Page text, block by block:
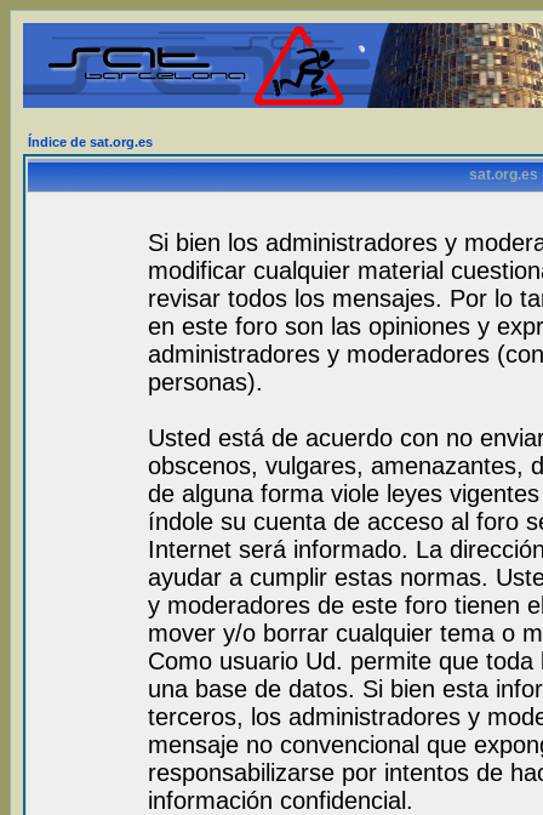
Índice de sat.org.es
sat.org.es
Si bien los administradores y
modificar cualquier material
revisar todos los mensajes. Por lo
en este foro son las opiniones y
administradores y moderadores
personas).
Usted está de acuerdo con no
obscenos, vulgares, amenazantes,
de alguna forma viole leyes
índole su cuenta de acceso al foro
Internet será informado. La
ayudar a cumplir estas normas.
y moderadores de este foro tienen
mover y/o borrar cualquier tema o
Como usuario Ud. permite que
una base de datos. Si bien esta
terceros, los administradores y
mensaje no convencional que
responsabilizarse por intentos de
información confidencial.